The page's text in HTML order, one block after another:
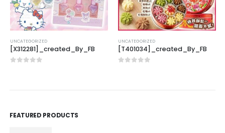
UNCATEGORIZED
[X312281]_created_By_FB
UNCATEGORIZED
[T401034]_created_By_FB
FEATURED PRODUCTS